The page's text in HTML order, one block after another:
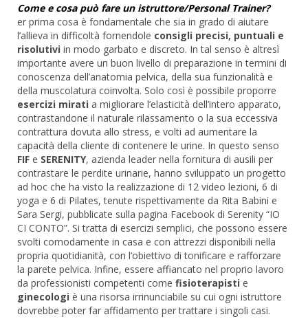
Come e cosa può fare un istruttore/Personal Trainer?
er prima cosa è fondamentale che sia in grado di aiutare
l’allieva in difficoltà fornendole consigli precisi, puntuali e
risolutivi in modo garbato e discreto. In tal senso è altresì
importante avere un buon livello di preparazione in termini di
conoscenza dell’anatomia pelvica, della sua funzionalità e
della muscolatura coinvolta. Solo così è possibile proporre
esercizi mirati a migliorare l’elasticità dell’intero apparato,
contrastandone il naturale rilassamento o la sua eccessiva
contrattura dovuta allo stress, e volti ad aumentare la
capacità della cliente di contenere le urine. In questo senso
FIF e SERENITY, azienda leader nella fornitura di ausili per
contrastare le perdite urinarie, hanno sviluppato un progetto
ad hoc che ha visto la realizzazione di 12 video lezioni, 6 di
yoga e 6 di Pilates, tenute rispettivamente da Rita Babini e
Sara Sergi, pubblicate sulla pagina Facebook di Serenity “IO
CI CONTO”. Si tratta di esercizi semplici, che possono essere
svolti comodamente in casa e con attrezzi disponibili nella
propria quotidianità, con l’obiettivo di tonificare e rafforzare
la parete pelvica. Infine, essere affiancato nel proprio lavoro
da professionisti competenti come fisioterapisti e
ginecologi è una risorsa irrinunciabile su cui ogni istruttore
dovrebbe poter far affidamento per trattare i singoli casi.